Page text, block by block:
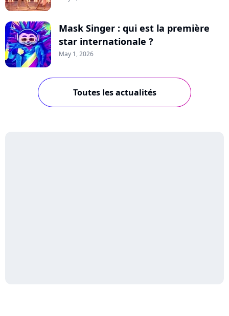
Mask Singer : qui est la première
star internationale ?
May 1, 2026
Toutes les actualités